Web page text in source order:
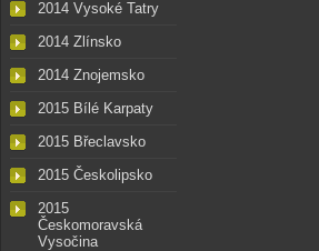
2014 Vysoké Tatry
2014 Zlínsko
2014 Znojemsko
2015 Bílé Karpaty
2015 Břeclavsko
2015 Českolipsko
2015
Českomoravská
Vysočina